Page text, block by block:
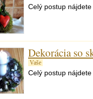
Celý postup
Dekorácia so
Vaše
Celý postup